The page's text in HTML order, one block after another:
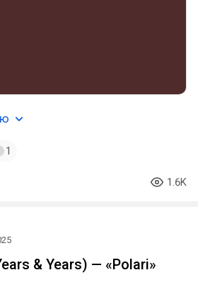
1
1.6K
& Years) — «Polari»